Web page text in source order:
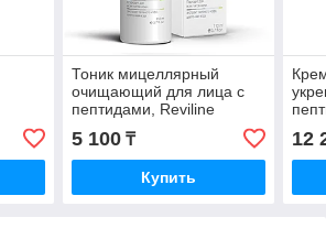
Тоник мицеллярный
очищающий для лица с
пептидами, Reviline
5 100₸
Купить
12